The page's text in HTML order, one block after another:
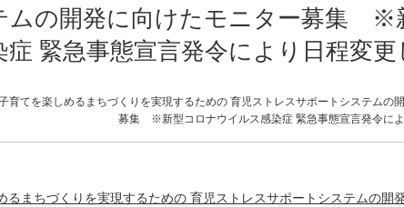
ムの開発に向けたモニター募集 ※
緊急事態宣言発令により日程変更
育てを楽しめるまちづくりを実現するための 育児ストレスサポートシステムの
募集 ※新型コロナウイルス感染症 緊急事態宣言発令に
るまちづくりを実現するための 育児ストレスサポートシステムの開